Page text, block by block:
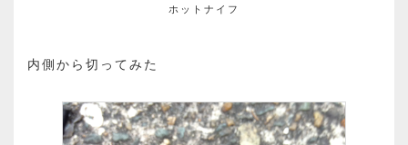
ホットナイフ
内側から切ってみた